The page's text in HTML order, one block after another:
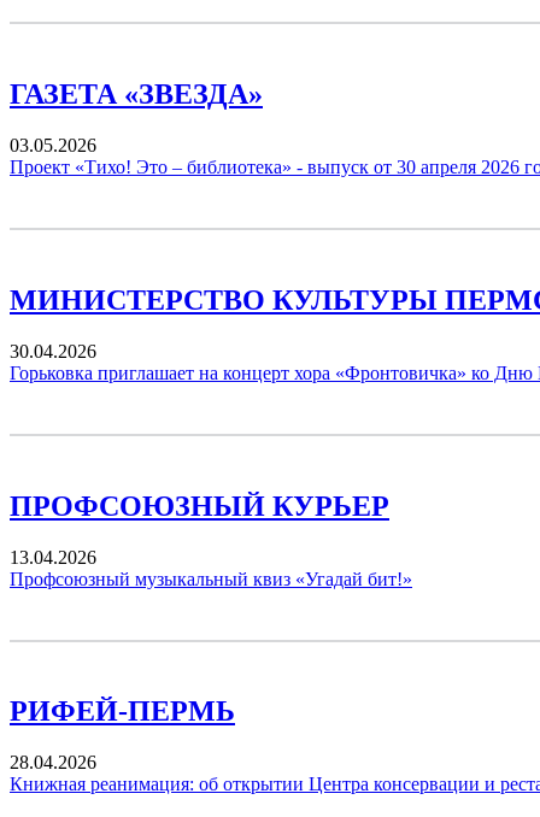
ГАЗЕТА «ЗВЕЗДА»
03.05.2026
Проект «Тихо! Это – библиотека» - выпуск от 30 апреля 2026
МИНИСТЕРСТВО КУЛЬТУРЫ
30.04.2026
Горьковка приглашает на концерт хора «Фронтовичка» ко
ПРОФСОЮЗНЫЙ КУРЬЕР
13.04.2026
Профсоюзный музыкальный квиз «Угадай бит!»
РИФЕЙ-ПЕРМЬ
28.04.2026
Книжная реанимация: об открытии Центра консервации и